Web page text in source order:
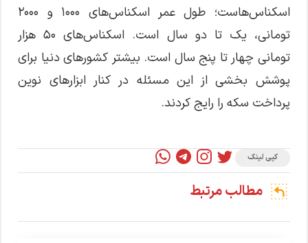
اسکناس‌هاست؛ طول عمر اسکناس‌های ۱۰۰۰ و ۲۰۰۰
تومانی، یک تا دو سال است. اسکناس‌های ۵۰ هزار
تومانی چهار تا پنج سال است. بیشتر کشورهای دنیا برای
پوشش بخشی از این مسئله در کنار ابزارهای نوین
پرداخت سکه را رایج کردند.
کپی لینک
مطالب مرتبط